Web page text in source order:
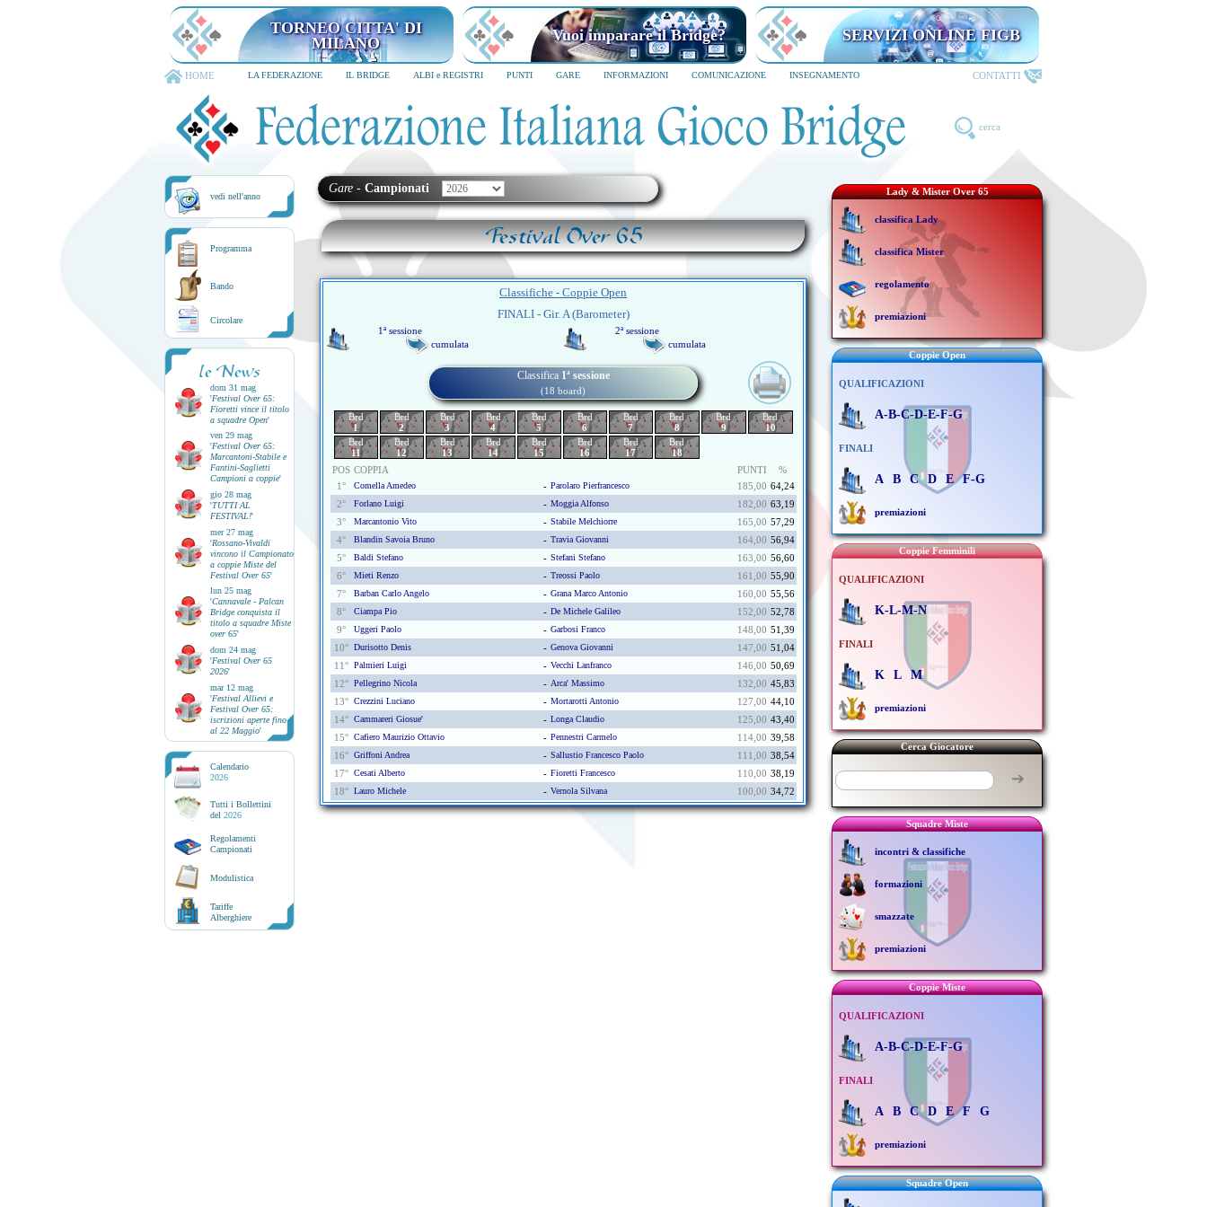
TORNEO CITTA' DI
MILANO
Vuoi imparare il Bridge? SERVIZI ONLINE FIGB
HOME LA FEDERAZIONE IL BRIDGE ALBI e REGISTRI PUNTI GARE INFORMAZIONI COMUNICAZIONE INSEGNAMENTO CONTATTI
cerca
vedi nell'anno
Programma
Bando
Circolare
le News
dom 31 mag
'Festival Over 65:
Fioretti vince il titolo
a squadre Open'
ven 29 mag
'Festival Over 65:
Marcantoni-Stabile e
Fantini-Saglietti
Campioni a coppie'
gio 28 mag
'TUTTI AL
FESTIVAL!'
mer 27 mag
'Rossano-Vivaldi
vincono il Campionato
a coppie Miste del
Festival Over 65'
lun 25 mag
'Cannavale - Palcan
Bridge conquista il
titolo a squadre Miste
over 65'
dom 24 mag
'Festival Over 65
2026'
mar 12 mag
'Festival Allievi e
Festival Over 65:
iscrizioni aperte fino
al 22 Maggio'
Calendario
2026
Tutti i Bollettini
del 2026
Regolamenti
Campionati
Modulistica
Tariffe
Alberghiere
Gare - Campionati
Festival Over 65
Classifiche - Coppie Open
FINALI - Gir. A (Barometer)
1ª sessione
cumulata
2ª sessione
cumulata
Classifica 1ª sessione
(18 board)
Brd
1
Brd
2
Brd
3
Brd
4
Brd
5
Brd
6
Brd
7
Brd
8
Brd
9
Brd
10
Brd
11
Brd
12
Brd
13
Brd
14
Brd
15
Brd
16
Brd
17
Brd
18
POS COPPIA PUNTI
%
1°
Comella Amedeo - Parolaro Pierfrancesco 185,00 64,24
2°
Forlano Luigi - Moggia Alfonso 182,00 63,19
3°
Marcantonio Vito - Stabile Melchiorre 165,00 57,29
4°
Blandin Savoia Bruno - Travia Giovanni 164,00 56,94
5°
Baldi Stefano - Stefani Stefano 163,00 56,60
6°
Mieti Renzo - Treossi Paolo 161,00 55,90
7°
Barban Carlo Angelo - Grana Marco Antonio 160,00 55,56
8°
Ciampa Pio - De Michele Galileo 152,00 52,78
9°
Uggeri Paolo - Garbosi Franco 148,00 51,39
10° Durisotto Denis - Genova Giovanni 147,00 51,04
11° Palmieri Luigi - Vecchi Lanfranco 146,00 50,69
12° Pellegrino Nicola - Arca' Massimo 132,00 45,83
13° Crezzini Luciano - Mortarotti Antonio 127,00 44,10
14° Cammareri Giosue' - Longa Claudio 125,00 43,40
15° Cafiero Maurizio Ottavio - Pennestri Carmelo 114,00 39,58
16° Griffoni Andrea - Sallustio Francesco Paolo 111,00 38,54
17° Cesati Alberto - Fioretti Francesco 110,00 38,19
18° Lauro Michele - Vernola Silvana 100,00 34,72
Lady & Mister Over 65
classifica Lady
classifica Mister
regolamento
premiazioni
Coppie Open
QUALIFICAZIONI
A-B-C-D-E-F-G
FINALI
A B C D E F-G
premiazioni
Coppie Femminili
QUALIFICAZIONI
K-L-M-N
FINALI
K L M
premiazioni
Cerca Giocatore
➔
Squadre Miste
incontri & classifiche
formazioni
smazzate
premiazioni
Coppie Miste
QUALIFICAZIONI
A-B-C-D-E-F-G
FINALI
A B C D E F G
premiazioni
Squadre Open